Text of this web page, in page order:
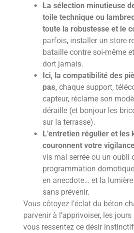
La sélection minutieuse
toile technique ou
toute la robustesse et le
parfois, installer un store
bataille contre soi-même
dort jamais.
Ici, la compatibilité des
pas, chaque support,
capteur, réclame son
déraille (et bonjour les
sur la terrasse).
L’entretien régulier et les
couronnent votre
vis mal serrée ou un oubli
programmation
en anecdote… et la
sans prévenir.
Vous côtoyez l’éclat du béton
parvenir à l’apprivoiser, les
vous ressentez ce désir